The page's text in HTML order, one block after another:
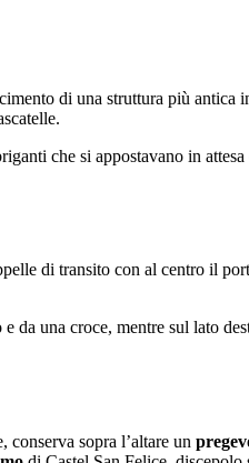
di una struttura più
che si appostavano in
di transito con al centro il
da una croce, mentre sul lato
conserva sopra l’altare un